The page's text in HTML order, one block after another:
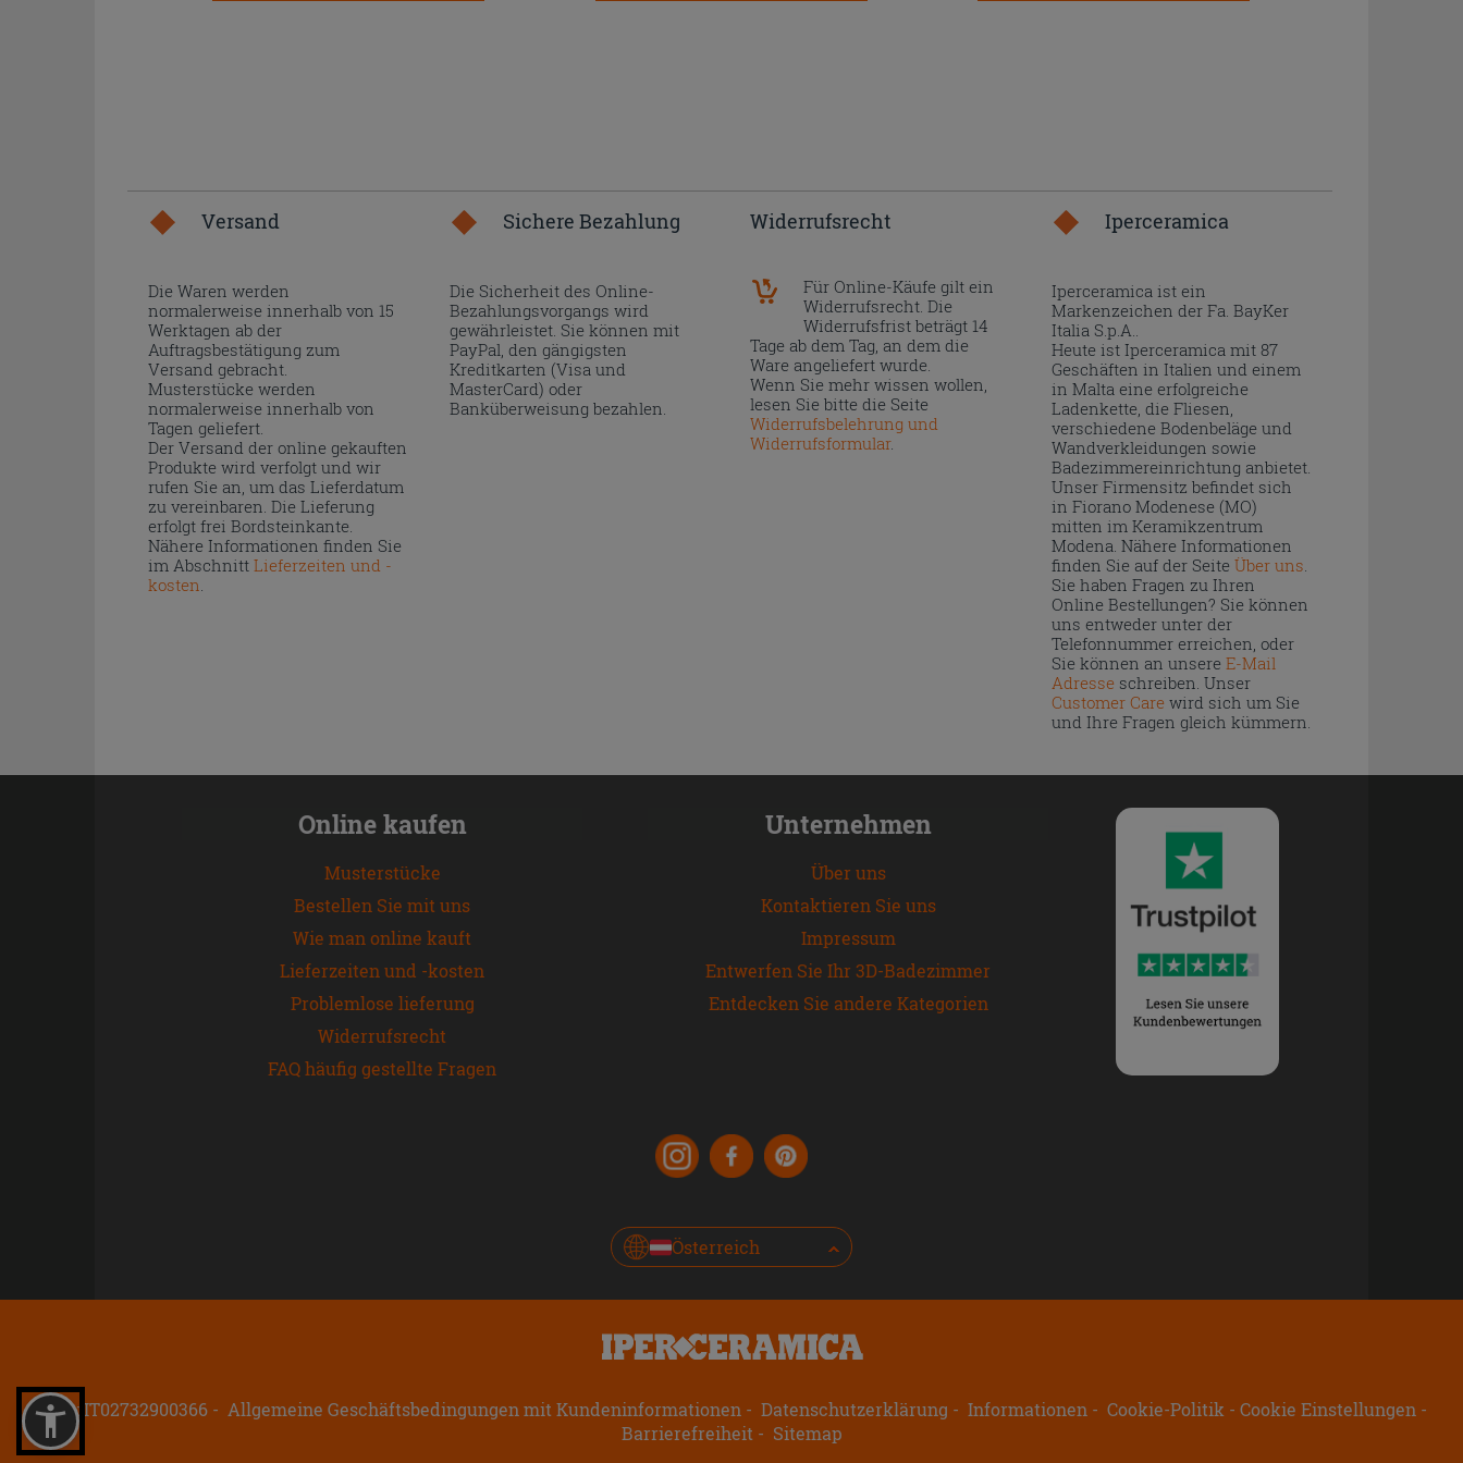
Versand
Die Waren werden
normalerweise innerhalb von 15
Werktagen ab der
Auftragsbestätigung zum
Versand gebracht.
Musterstücke werden
normalerweise innerhalb von
Tagen geliefert.
Der Versand der online gekauften
Produkte wird verfolgt und wir
rufen Sie an, um das Lieferdatum
zu vereinbaren. Die Lieferung
erfolgt frei Bordsteinkante.
Nähere Informationen finden Sie
im Abschnitt Lieferzeiten und -
kosten.
Sichere Bezahlung
Die Sicherheit des Online-
Bezahlungsvorgangs wird
gewährleistet. Sie können mit
PayPal, den gängigsten
Kreditkarten (Visa und
MasterCard) oder
Banküberweisung bezahlen.
Widerrufsrecht
Für Online-Käufe gilt ein
Widerrufsrecht. Die
Widerrufsfrist beträgt 14
Tage ab dem Tag, an dem die
Ware angeliefert wurde.
Wenn Sie mehr wissen wollen,
lesen Sie bitte die Seite
Widerrufsbelehrung und
Widerrufsformular.
Iperceramica
Iperceramica ist ein
Markenzeichen der Fa. BayKer
Italia S.p.A..
Heute ist Iperceramica mit 87
Geschäften in Italien und einem
in Malta eine erfolgreiche
Ladenkette, die Fliesen,
verschiedene Bodenbeläge und
Wandverkleidungen sowie
Badezimmereinrichtung anbietet.
Unser Firmensitz befindet sich
in Fiorano Modenese (MO)
mitten im Keramikzentrum
Modena. Nähere Informationen
finden Sie auf der Seite Über uns.
Sie haben Fragen zu Ihren
Online Bestellungen? Sie können
uns entweder unter der
Telefonnummer erreichen, oder
Sie können an unsere E-Mail
Adresseschreiben. Unser
Customer Carewird sich um Sie
und Ihre Fragen gleich kümmern.
Online kaufen
Musterstücke
Bestellen Sie mit uns
Wie man online kauft
Lieferzeiten und -kosten
Problemlose lieferung
Widerrufsrecht
FAQ häufig gestellte Fragen
Unternehmen
Über uns
Kontaktieren Sie uns
Impressum
Entwerfen Sie Ihr 3D-Badezimmer
Entdecken Sie andere Kategorien
Österreich
P.IVA: IT02732900366 Allgemeine Geschäftsbedingungen mit Kundeninformationen Datenschutzerklärung Informationen Cookie-Politik
Cookie Einstellungen
Barrierefreiheit
Sitemap